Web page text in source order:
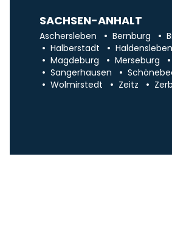
SACHSEN-ANHALT
Aschersleben Bernburg
Halberstadt
Haldensleben
Magdeburg
Merseburg
Sangerhausen
Wolmirstedt
Zeitz